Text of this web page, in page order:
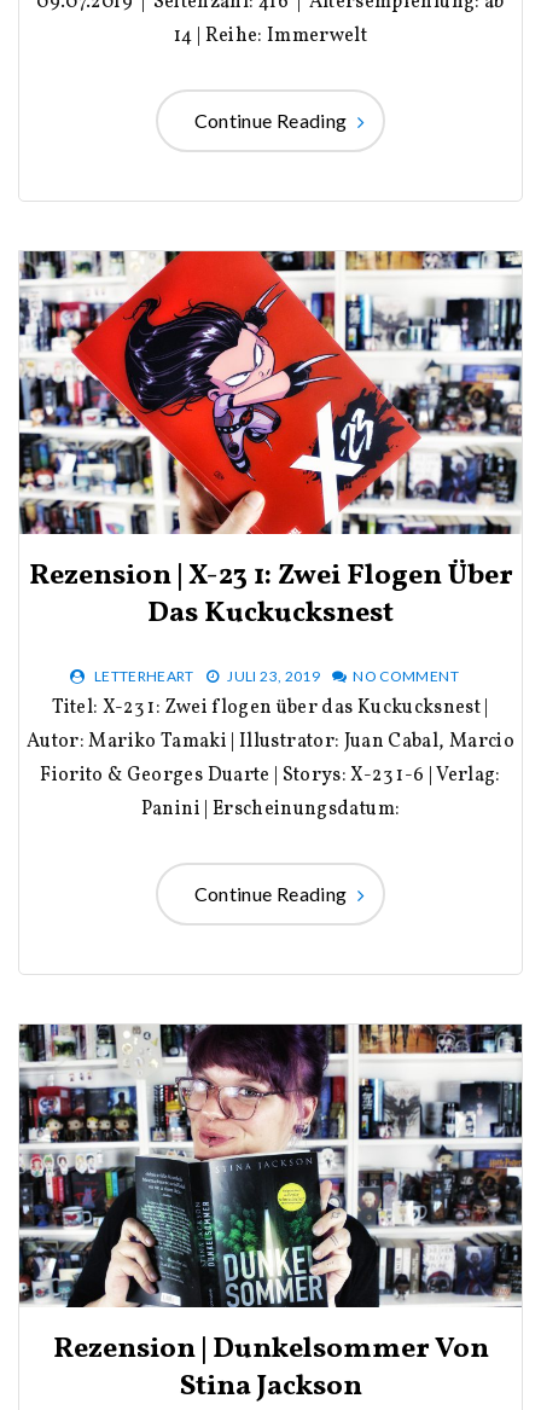
14 | Reihe: Immerwelt
Continue Reading
Rezension | X-23 1: Zwei Flogen Über
Das Kuckucksnest
LETTERHEART JULI 23, 2019 NO COMMENT
Titel: X-23 1: Zwei flogen über das Kuckucksnest |
Autor: Mariko Tamaki | Illustrator: Juan Cabal, Marcio
Fiorito & Georges Duarte | Storys: X-23 1-6 | Verlag:
Panini | Erscheinungsdatum:
Continue Reading
Rezension | Dunkelsommer Von
Stina Jackson